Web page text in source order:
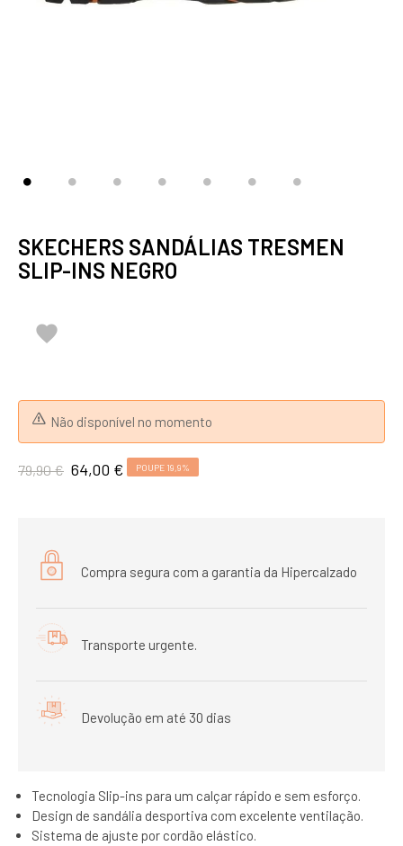
SKECHERS SANDÁLIAS TRESMEN
SLIP-INS NEGRO

Não disponível no momento
79,90 € 64,00 € POUPE 19,9%
Compra segura com a garantia da Hipercalzado
Transporte urgente.
Devolução em até 30 dias
Tecnologia Slip-ins para um calçar rápido e sem esforço.
Design de sandália desportiva com excelente ventilação.
Sistema de ajuste por cordão elástico.